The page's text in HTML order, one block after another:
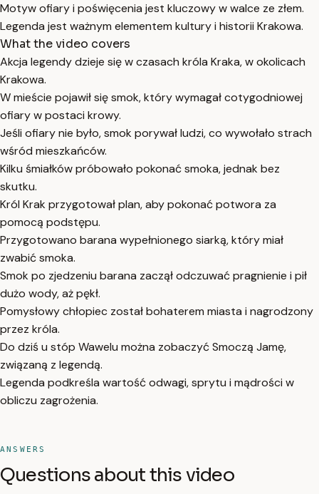
Motyw ofiary i poświęcenia jest kluczowy w walce ze złem.
Legenda jest ważnym elementem kultury i historii Krakowa.
What the video covers
Akcja legendy dzieje się w czasach króla Kraka, w okolicach
Krakowa.
W mieście pojawił się smok, który wymagał cotygodniowej
ofiary w postaci krowy.
Jeśli ofiary nie było, smok porywał ludzi, co wywołało strach
wśród mieszkańców.
Kilku śmiałków próbowało pokonać smoka, jednak bez
skutku.
Król Krak przygotował plan, aby pokonać potwora za
pomocą podstępu.
Przygotowano barana wypełnionego siarką, który miał
zwabić smoka.
Smok po zjedzeniu barana zaczął odczuwać pragnienie i pił
dużo wody, aż pękł.
Pomysłowy chłopiec został bohaterem miasta i nagrodzony
przez króla.
Do dziś u stóp Wawelu można zobaczyć Smoczą Jamę,
związaną z legendą.
Legenda podkreśla wartość odwagi, sprytu i mądrości w
obliczu zagrożenia.
ANSWERS
Questions about this video